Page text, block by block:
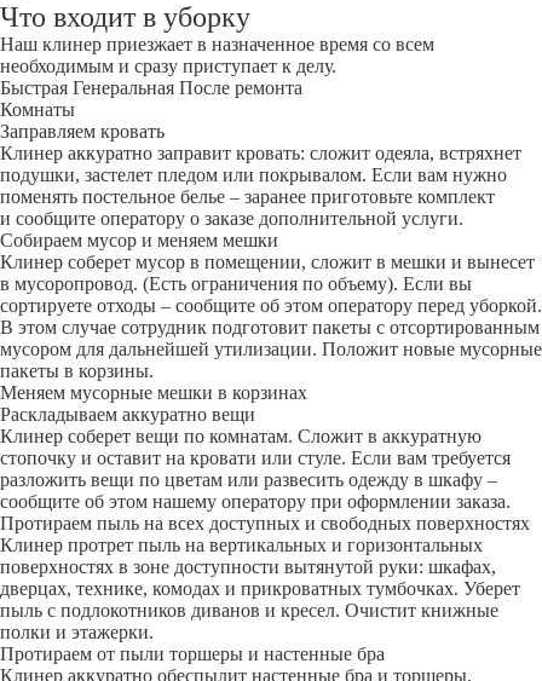
Что входит в уборку
Наш клинер приезжает в назначенное время со всем
необходимым и сразу приступает к делу.
Быстрая Генеральная После ремонта
Комнаты
Заправляем кровать
Клинер аккуратно заправит кровать: сложит одеяла, встряхнет
подушки, застелет пледом или покрывалом. Если вам нужно
поменять постельное белье – заранее приготовьте комплект
и сообщите оператору о заказе дополнительной услуги.
Собираем мусор и меняем мешки
Клинер соберет мусор в помещении, сложит в мешки и вынесет
в мусоропровод. (Есть ограничения по объему). Если вы
сортируете отходы – сообщите об этом оператору перед уборкой.
В этом случае сотрудник подготовит пакеты с отсортированным
мусором для дальнейшей утилизации. Положит новые мусорные
пакеты в корзины.
Меняем мусорные мешки в корзинах
Раскладываем аккуратно вещи
Клинер соберет вещи по комнатам. Сложит в аккуратную
стопочку и оставит на кровати или стуле. Если вам требуется
разложить вещи по цветам или развесить одежду в шкафу –
сообщите об этом нашему оператору при оформлении заказа.
Протираем пыль на всех доступных и свободных поверхностях
Клинер протрет пыль на вертикальных и горизонтальных
поверхностях в зоне доступности вытянутой руки: шкафах,
дверцах, технике, комодах и прикроватных тумбочках. Уберет
пыль с подлокотников диванов и кресел. Очистит книжные
полки и этажерки.
Протираем от пыли торшеры и настенные бра
Клинер аккуратно обеспылит настенные бра и торшеры,